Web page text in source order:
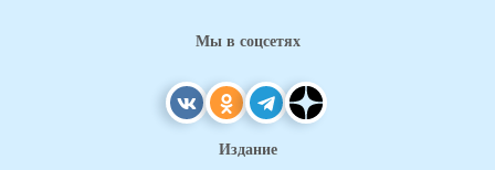
Мы в соцсетях
Издание